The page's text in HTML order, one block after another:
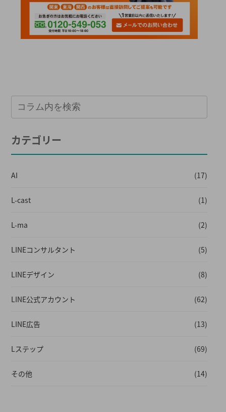
カテゴリー
AI (17)
L-cast (1)
L-ma (2)
LINEコンサルタント (5)
LINEデザイン (8)
LINE公式アカウント (62)
LINE広告 (13)
Lステップ (69)
その他 (14)